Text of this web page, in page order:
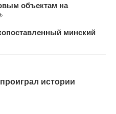
объектам на
минский
истории